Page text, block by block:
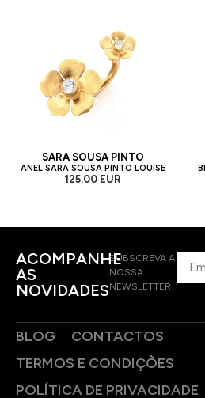
SARA SOUSA PINTO
ANEL SARA SOUSA PINTO LOUISE
125.00 EUR
ACOMPANHE
AS
NOVIDADES
SUBSCREVA A
NOSSA
NEWSLETTER
BLOG
CONTACTOS
TERMOS E CONDIÇÕES
POLÍTICA DE PRIVACIDADE